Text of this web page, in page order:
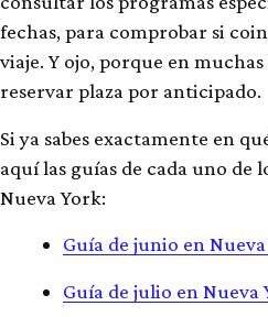
fechas, para comprobar si
viaje. Y ojo, porque en
reservar plaza por anticipado.
Si ya sabes exactamente en
aquí las guías de cada uno de
Nueva York:
Guía de junio en
Guía de julio en Nueva